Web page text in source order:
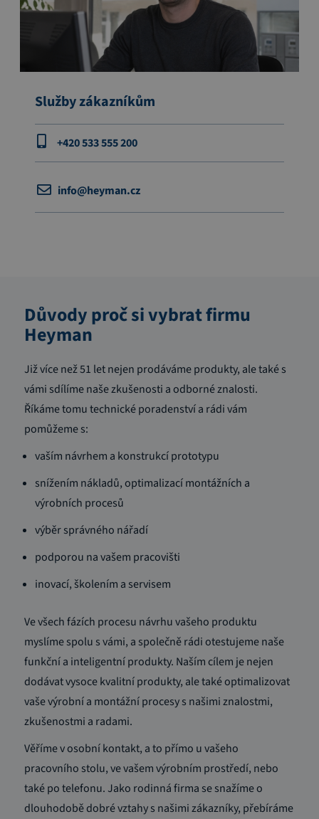
Služby zákazníkům
+420 533 555 200
info@heyman.cz
Důvody proč si vybrat firmu
Heyman
Již více než 51 let nejen prodáváme produkty, ale také s
vámi sdílíme naše zkušenosti a odborné znalosti.
Říkáme tomu technické poradenství a rádi vám
pomůžeme s:
vaším návrhem a konstrukcí prototypu
snížením nákladů, optimalizací montážních a
výrobních procesů
výběr správného nářadí
podporou na vašem pracovišti
inovací, školením a servisem
Ve všech fázích procesu návrhu vašeho produktu
myslíme spolu s vámi, a společně rádi otestujeme naše
funkční a inteligentní produkty. Naším cílem je nejen
dodávat vysoce kvalitní produkty, ale také optimalizovat
vaše výrobní a montážní procesy s našimi znalostmi,
zkušenostmi a radami.
Věříme v osobní kontakt, a to přímo u vašeho
pracovního stolu, ve vašem výrobním prostředí, nebo
také po telefonu. Jako rodinná firma se snažíme o
dlouhodobě dobré vztahy s našimi zákazníky, přebíráme